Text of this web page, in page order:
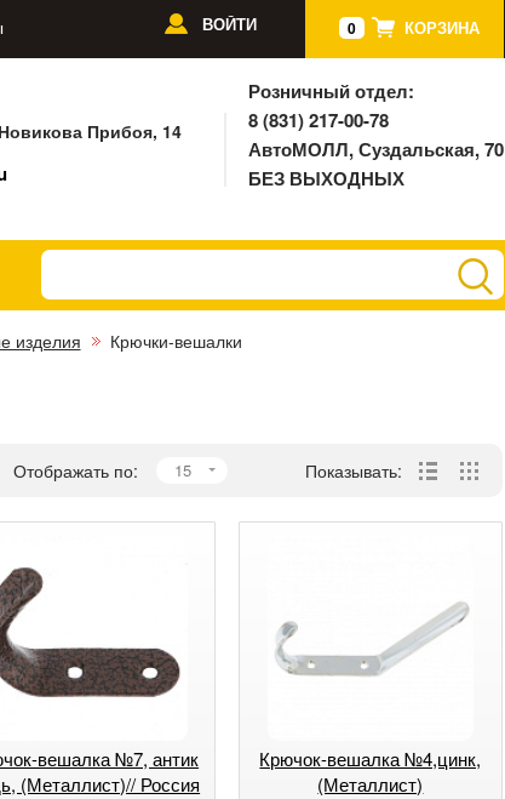
0 КОРЗИНА
ВОЙТИ
Прибоя, 14
Розничный отдел:
8 (831) 217-00-78
АвтоМОЛЛ, Суздальская, 70
БЕЗ ВЫХОДНЫХ
изделия Крючки-вешалки
Отображать по: 15 Показывать:
вешалка №7, антик
(Металлист)// Россия
Крючок-вешалка №4,цинк,
(Металлист)